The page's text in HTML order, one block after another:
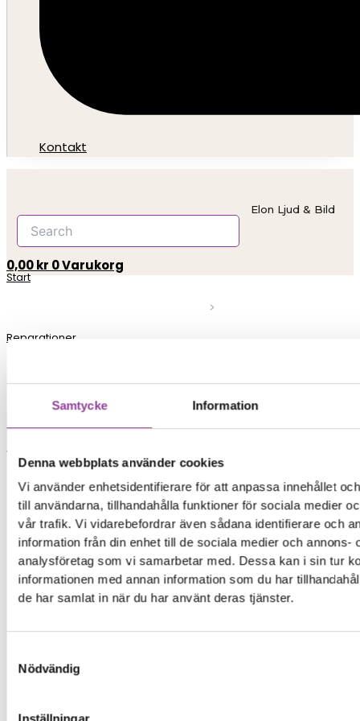
Samtycke Information
Denna webbplats använder cookies
Vi använder enhetsidentifierare för att anpassa innehållet
till användarna, tillhandahålla funktioner för sociala medier
vår trafik. Vi vidarebefordrar även sådana identifierare och
information från din enhet till de sociala medier och annons-
analysföretag som vi samarbetar med. Dessa kan i sin tur
informationen med annan information som du har
de har samlat in när du har använt deras tjänster.
Nödvändig
Kontakt
Elon Ljud & Bild
0,00kr 0Varukorg
Start
Reparationer
Mobiltelefoner>iPhone
iPhone 16E
Vattenskada
Vattenskadebehandling
En vattenskadad enhet skruvas isär och placeras
i en alkohol baserad “Ultrasonic Cleaner” som
rengör och tar bort all fukt från komponenterna.
•Behandlingen ska utföras så fort som möjligt
•Batteri och skärm kommer störst sannolikhet
behövas bytas
899,00kr